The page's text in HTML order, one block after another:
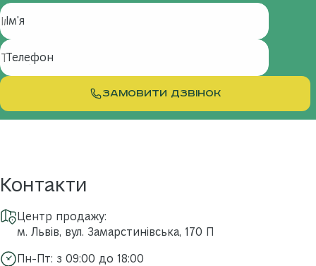
Ім'я
Телефон
ЗАМОВИТИ ДЗВІНОК
Контакти
Центр продажу:
м. Львів, вул. Замарстинівська, 170 П
Пн-Пт: з 09:00 до 18:00